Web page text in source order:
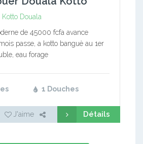
Kotto Douala
de 45000 fcfa avance
passe, a kotto banguè au 1er
eau forage
1 Douches
J'aime Détails